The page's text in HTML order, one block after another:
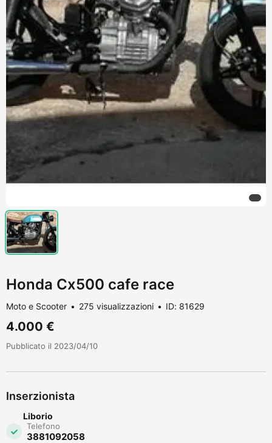
Honda Cx500 cafe race
Moto e Scooter 275 visualizzazioni ID: 81629
4.000 €
Pubblicato il 2023/04/10
Inserzionista
Liborio
Telefono
3881092058